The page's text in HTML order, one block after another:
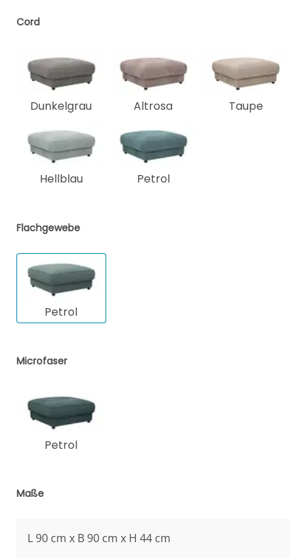
Cord
Dunkelgrau Altrosa Taupe
Hellblau Petrol
Flachgewebe
Petrol
Microfaser
Petrol
Maße
L 90 cm x B 90 cm x H 44 cm